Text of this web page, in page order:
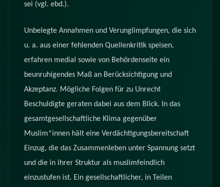
sei (vgl. ebd.).
Unbelegte Annahmen und Verunglimpfungen, die sich
u. a. aus einer fehlenden Quellenkritik speisen,
erfahren medial sowie von Behördenseite ein
beunruhigendes Maß an Berücksichtigung und
Akzeptanz. Mögliche Folgen für zu Unrecht
Beschuldigte geraten dabei aus dem Blick. In das
gesamtgesellschaftliche Klima gegenüber
Muslim*innen hält eine Verdächtigungsbereitschaft
Einzug, die das Zusammenleben unter Spannung setzt
und die in ihrer Struktur als muslimfeindlich
einzustufen ist. Ein gesellschaftlicher, in Teilen